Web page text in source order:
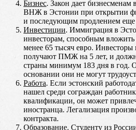
Бизнес. Закон дает
ВНЖ в Эстонии при открытии
и последующим продлением еще
Инвестиции. Иммиграция в
инвесторам, способным
менее 65 тысяч евро.
получают ПМЖ на 5 лет, и
страны минимум 183 дня в год.
основании они не могут
Работа. Если эстонский
нашел среди сограждан
квалификации, он может
иностранца. Легализация
контракта.
Образование. Студенту из